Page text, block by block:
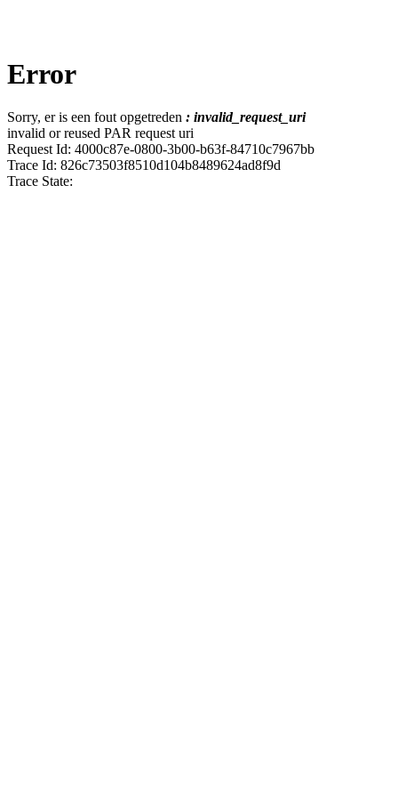
Error
Sorry, er is een fout opgetreden : invalid_request_uri
invalid or reused PAR request uri
Request Id: 4000c87e-0800-3b00-b63f-84710c7967bb
Trace Id: 826c73503f8510d104b8489624ad8f9d
Trace State: